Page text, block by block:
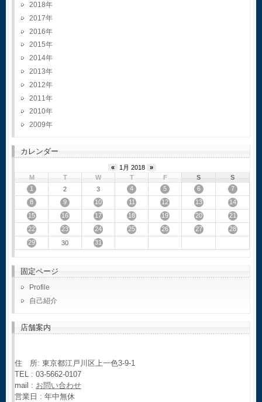
2018
2017
2016
2015
2014
2013
2012
2011
2010
2009
カレンダー
« 1月 2018
»
M
T W T F S
S
1
2 3 4 5 6
7
8
9 10 11 12 13
14
15
16 17 18 19 20
21
22
23 24 25 26 27
28
29
30 31
固定ページ
Profile
自己紹介
店舗案内
住 所: 東京都江戸川区上一色3-9-1
TEL : 03-5662-0107
mail : お問い合わせ
営業日 : 年中無休